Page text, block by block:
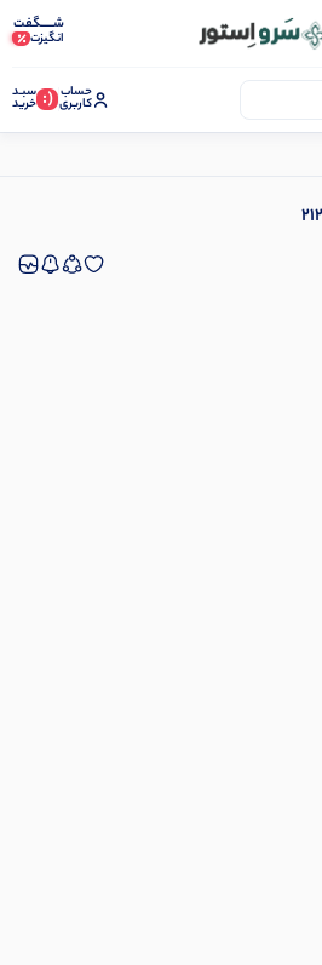
شـــــگفت
انگیزت
حساب
کاربری (: سبـد
خرید